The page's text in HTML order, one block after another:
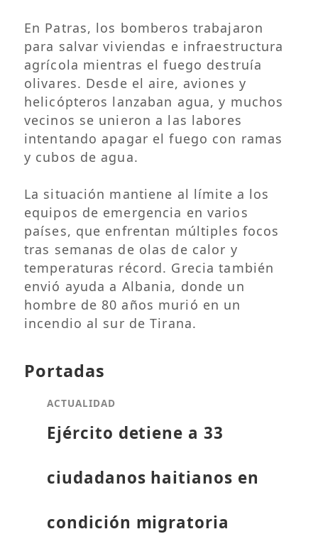
En Patras, los bomberos trabajaron
para salvar viviendas e infraestructura
agrícola mientras el fuego destruía
olivares. Desde el aire, aviones y
helicópteros lanzaban agua, y muchos
vecinos se unieron a las labores
intentando apagar el fuego con ramas
y cubos de agua.
La situación mantiene al límite a los
equipos de emergencia en varios
países, que enfrentan múltiples focos
tras semanas de olas de calor y
temperaturas récord. Grecia también
envió ayuda a Albania, donde un
hombre de 80 años murió en un
incendio al sur de Tirana.
Portadas
ACTUALIDAD
Ejército detiene a 33
ciudadanos haitianos en
condición migratoria